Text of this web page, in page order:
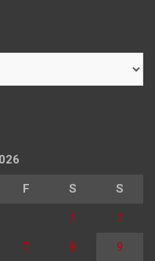
F S S
1 2
7 8 9